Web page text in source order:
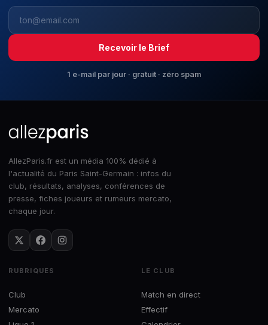
Recevoir le Brief
1 e-mail par jour · gratuit · zéro spam
AllezParis.fr est un média 100% dédié à
l'actualité du Paris Saint-Germain : infos du
club, résultats, analyses, conférences de
presse, fiches joueurs et rumeurs mercato,
chaque jour.
RUBRIQUES
Club
Mercato
LE CLUB
Match en direct
Effectif